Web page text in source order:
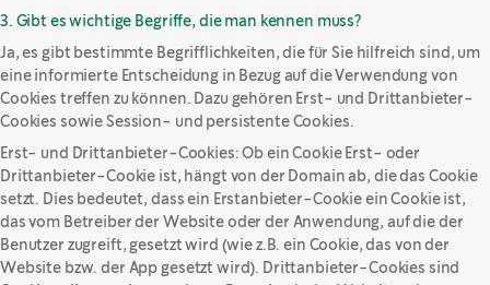
3. Gibt es wichtige Begriffe, die man kennen muss?
Ja, es gibt bestimmte Begrifflichkeiten, die für Sie hilfreich sind, um
eine informierte Entscheidung in Bezug auf die Verwendung von
Cookies treffen zu können. Dazu gehören Erst- und Drittanbieter-
Cookies sowie Session- und persistente Cookies.
Erst- und Drittanbieter-Cookies: Ob ein Cookie Erst- oder
Drittanbieter-Cookie ist, hängt von der Domain ab, die das Cookie
setzt. Dies bedeutet, dass ein Erstanbieter-Cookie ein Cookie ist,
das vom Betreiber der Website oder der Anwendung, auf die der
Benutzer zugreift, gesetzt wird (wie z.B. ein Cookie, das von der
Website bzw. der App gesetzt wird). Drittanbieter-Cookies sind